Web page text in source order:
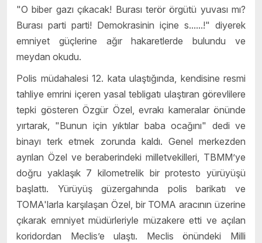
"O biber gazı çıkacak! Burası terör örgütü yuvası mı?
Burası parti parti! Demokrasinin içine s......!" diyerek
emniyet güçlerine ağır hakaretlerde bulundu ve
meydan okudu.
Polis müdahalesi 12. kata ulaştığında, kendisine resmi
tahliye emrini içeren yasal tebligatı ulaştıran görevlilere
tepki gösteren Özgür Özel, evrakı kameralar önünde
yırtarak, "Bunun için yıktılar baba ocağını" dedi ve
binayı terk etmek zorunda kaldı. Genel merkezden
ayrılan Özel ve beraberindeki milletvekilleri, TBMM’ye
doğru yaklaşık 7 kilometrelik bir protesto yürüyüşü
başlattı. Yürüyüş güzergahında polis barikatı ve
TOMA'larla karşılaşan Özel, bir TOMA aracının üzerine
çıkarak emniyet müdürleriyle müzakere etti ve açılan
koridordan Meclis’e ulaştı. Meclis önündeki Milli